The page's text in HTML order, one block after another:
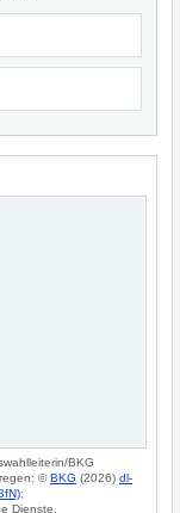
BKG
©BKG (2026) dl-
;
Dienste.